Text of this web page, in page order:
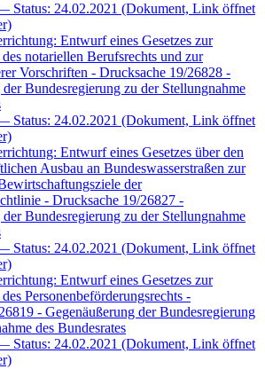
Status: 24.02.2021 (Dokument, Link öffnet
Entwurf eines Gesetzes zur
notariellen Berufsrechts und zur
Vorschriften - Drucksache 19/26828 -
Bundesregierung zu der Stellungnahme
Status: 24.02.2021 (Dokument, Link öffnet
Entwurf eines Gesetzes über den
Ausbau an Bundeswasserstraßen zur
der
- Drucksache 19/26827 -
Bundesregierung zu der Stellungnahme
Status: 24.02.2021 (Dokument, Link öffnet
Entwurf eines Gesetzes zur
Personenbeförderungsrechts -
- Gegenäußerung der Bundesregierung
des Bundesrates
Status: 24.02.2021 (Dokument, Link öffnet